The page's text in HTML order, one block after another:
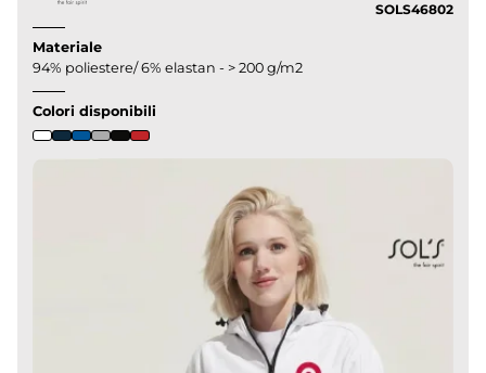
SOLS46802
Materiale
94% poliestere/ 6% elastan - > 200 g/m2
Colori disponibili